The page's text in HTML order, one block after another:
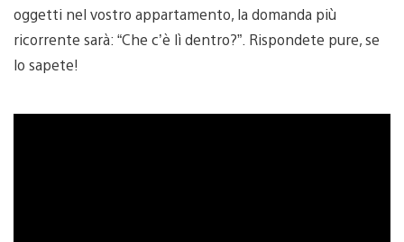
oggetti nel vostro appartamento, la domanda più
ricorrente sarà: “Che c’è lì dentro?”. Rispondete pure, se
lo sapete!